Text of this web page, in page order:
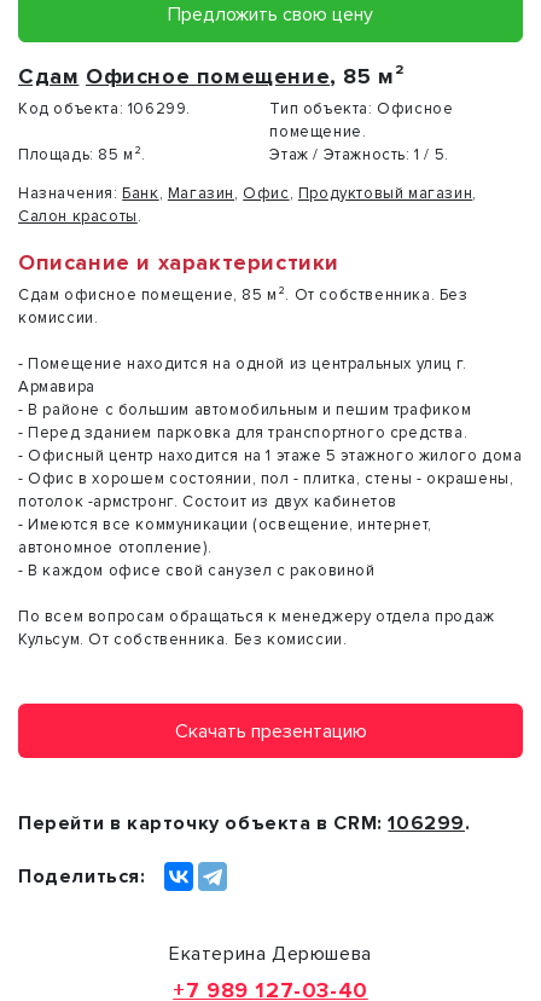
Предложить свою цену
Сдам Офисное помещение, 85 м²
Код объекта: 106299. Тип объекта: Офисное
помещение.
Площадь: 85 м². Этаж / Этажность: 1 / 5.
Назначения: Банк, Магазин, Офис, Продуктовый магазин,
Салон красоты.
Описание и характеристики
Сдам офисное помещение, 85 м². От собственника. Без
комиссии.
- Помещение находится на одной из центральных улиц г.
Армавира
- В районе с большим автомобильным и пешим трафиком
- Перед зданием парковка для транспортного средства.
- Офисный центр находится на 1 этаже 5 этажного жилого дома
- Офис в хорошем состоянии, пол - плитка, стены - окрашены,
потолок -армстронг. Состоит из двух кабинетов
- Имеются все коммуникации (освещение, интернет,
автономное отопление).
- В каждом офисе свой санузел с раковиной
По всем вопросам обращаться к менеджеру отдела продаж
Кульсум. От собственника. Без комиссии.
Скачать презентацию
Перейти в карточку объекта в CRM:106299.
Поделиться:
Екатерина Дерюшева
+7 989 127-03-40